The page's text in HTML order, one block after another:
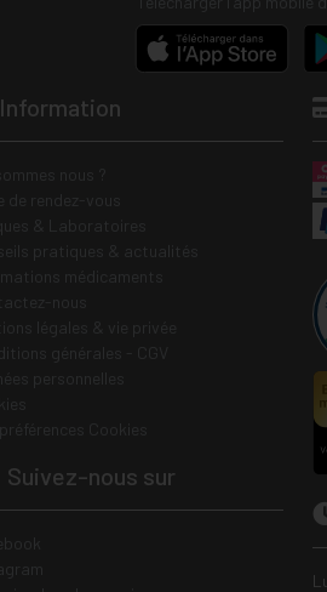
Information
Suivez-nous sur